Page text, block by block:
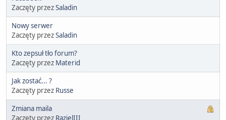
Zaczęty przezSaladin
Nowy serwer
Zaczęty przezSaladin
Kto zepsuł tło forum?
Zaczęty przez Materid
Jak zostać... ?
Zaczęty przez Russe
Zmiana maila
Zaczęty przez RazielIII